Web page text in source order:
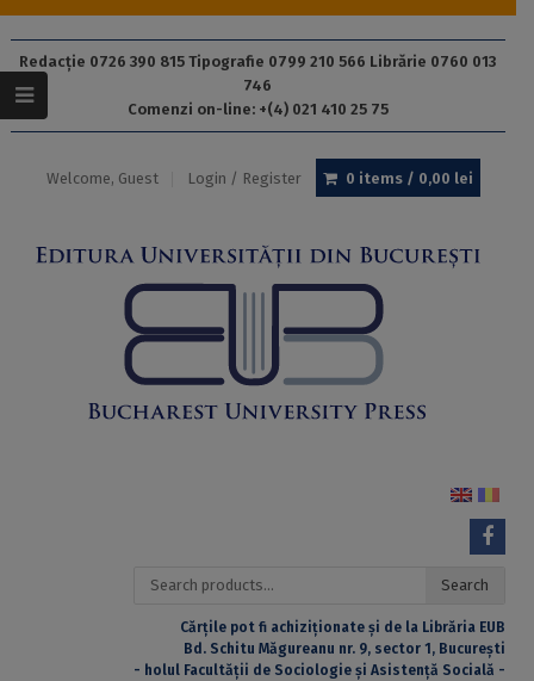
Redacție 0726 390 815 Tipografie 0799 210 566 Librărie 0760 013
746
Comenzi on-line: +(4) 021 410 25 75
Welcome, Guest Login / Register 0 items / 0,00 lei
Search
Search
Cărțile pot fi achiziționate și de la Librăria EUB
Bd. Schitu Măgureanu nr. 9, sector 1, București
- holul Facultății de Sociologie și Asistență Socială -